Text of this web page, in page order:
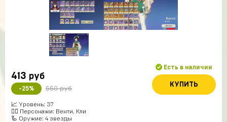
413 руб
-25% 550 руб
Есть в наличии
КУПИТЬ
📈 Уровень: 37
🧍‍♀️ Персонажи: Венти, Кли
🦾 Оружие: 4 звезды